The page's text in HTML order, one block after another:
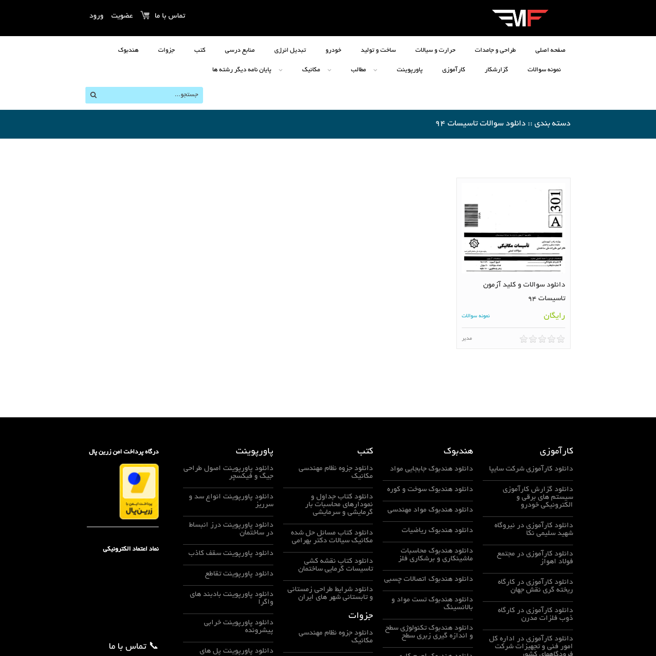
ورود عضویت تماس با ما
صفحه اصلی طراحی و جامدات حرارت و سیالات ساخت و تولید خودرو تبدیل انرژی منابع درسی کتب جزوات هندبوک
نمونه سوالات گزارشکار کارآموزی پاورپوینت مطالب مکانیک پایان نامه دیگر رشته ها
دسته بندی :: دانلود سوالات تاسیسات 94
دانلود سوالات و کلید آزمون
تاسیسات 94
نمونه سوالات رایگان
مدیر
درگاه پرداخت امن زرین پال
نماد اعتماد الکترونیکی
📞 تماس با ما
پاورپوینت
دانلود پاورپوینت اصول طراحی
جيگ و فيكسچر
دانلود پاورپوینت انواع سد و
سرریز
دانلود پاورپوینت درز انبساط
در ساختمان
دانلود پاورپوینت سقف کاذب
دانلود پاورپوینت تقاطع
دانلود پاورپوینت بادبند های
واگرا
دانلود پاورپوینت خرابی
پیشرونده
دانلود پاورپوینت پل های
کتب
دانلود جزوه نظام مهندسی
مکانیک
دانلود کتاب جداول و
نمودارهای محاسبات بار
گرمایشی و سرمایشی
دانلود کتاب مسائل حل شده
مکانیک سیالات دکتر بهرامی
دانلود کتاب نقشه کشی
تاسیسات گرمایی ساختمان
دانلود شرایط طراحی زمستانی
و تابستانی شهر های ایران
جزوات
دانلود جزوه نظام مهندسی
مکانیک
هندبوک
دانلود هندبوک جابجایی مواد
دانلود هندبوک سوخت و کوره
دانلود هندبوک مواد مهندسی
دانلود هندبوک ریاضیات
دانلود هندبوک محاسبات
ماشینکاری و برشکاری فلز
دانلود هندبوک اتصالات چسبی
دانلود هندبوک تست مواد و
بالانسینگ
دانلود هندبوک تکنولوژی سطح
و اندازه گیری زبری سطح
کارآموزی
دانلود کارآموزی شرکت سایپا
دانلود گزارش کارآموزی
سيستم های برقی و
الكترونيكی خودرو
دانلود كارآموزي در نيروگاه
شهيد سليمي نكا
دانلود كارآموزي در مجتمع
فولاد اهواز
دانلود كارآموزي در كارگاه
ريخته گري نقش جهان
دانلود كارآموزي در كارگاه
ذوب فلزات مدرن
دانلود كارآموزي در اداره كل
امور فني و تجهيزات شركت